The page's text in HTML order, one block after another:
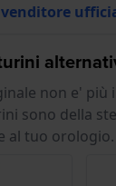
non e' più
sono della
al tuo orologio.